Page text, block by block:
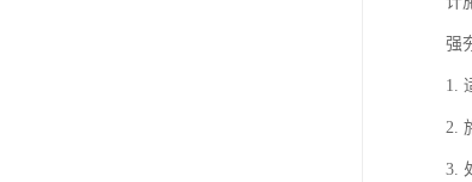
强
1.
2.
3.